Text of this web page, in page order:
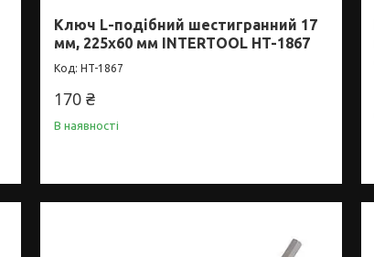
Ключ L-подібний шестигранний 17
мм, 225x60 мм INTERTOOL HT-1867
HT-1867
170 ₴
В наявності